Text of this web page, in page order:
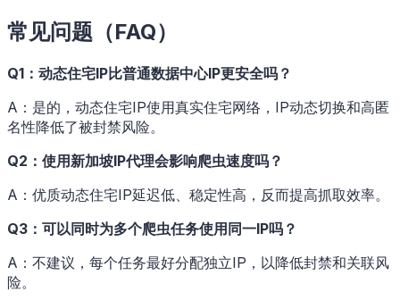
常见问题（FAQ）
Q1：动态住宅IP比普通数据中心IP更安全吗？
A：是的，动态住宅IP使用真实住宅网络，IP动态切换和高匿
名性降低了被封禁风险。
Q2：使用新加坡IP代理会影响爬虫速度吗？
A：优质动态住宅IP延迟低、稳定性高，反而提高抓取效率。
Q3：可以同时为多个爬虫任务使用同一IP吗？
A：不建议，每个任务最好分配独立IP，以降低封禁和关联风
险。